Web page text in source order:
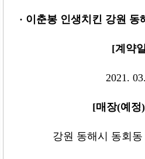
· 이춘봉 인생치킨 강원 동
[계약일
2021.
[매장(예정)
강원 동해시 동회동